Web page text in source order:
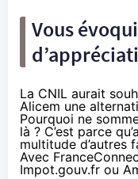
Vous
La CNIL aurait
Alicem une
Pourquoi ne
là ? C’est parce
multitude d’autres
Avec
Impot.gouv.fr ou